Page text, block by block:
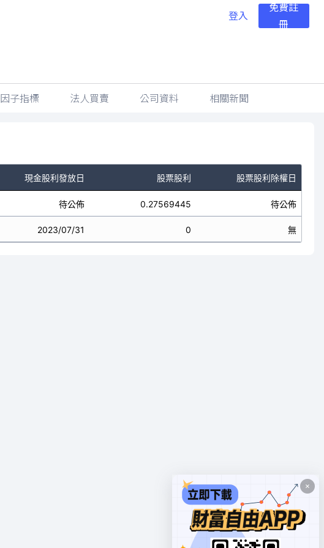
登入
免費註
冊
因子指標 法人買賣 公司資料 相關新聞
現金股利發放日 股票股利 股票股利除權日
待公佈 0.27569445 待公佈
2023/07/31 0 無